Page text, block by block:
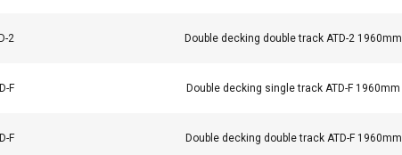
2 Double decking double track ATD-2 1960mm
F Double decking single track ATD-F 1960mm
F Double decking double track ATD-F 1960mm